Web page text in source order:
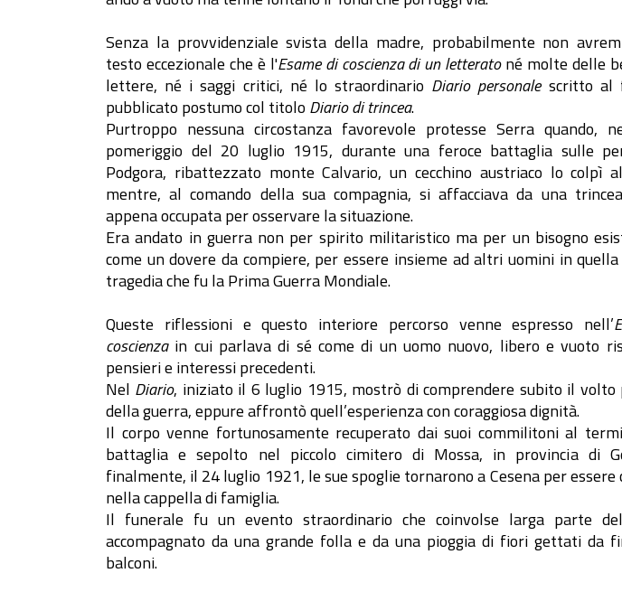
Senza la provvidenziale svista della madre, probabilmente non
testo eccezionale che è l'Esame di coscienza di un letteratoné molte delle
lettere, né i saggi critici, né lo straordinario Diario personalescritto al
pubblicato postumo col titolo Diario di trincea.
Purtroppo nessuna circostanza favorevole protesse Serra quando,
pomeriggio del 20 luglio 1915, durante una feroce battaglia sulle
Podgora, ribattezzato monte Calvario, un cecchino austriaco lo colpì
mentre, al comando della sua compagnia, si affacciava da una
appena occupata per osservare la situazione.
Era andato in guerra non per spirito militaristico ma per un bisogno
come un dovere da compiere, per essere insieme ad altri uomini in
tragedia che fu la Prima Guerra Mondiale.
Queste riflessioni e questo interiore percorso venne espresso nell’
coscienzain cui parlava di sé come di un uomo nuovo, libero e vuoto
pensieri e interessi precedenti.
Nel Diario, iniziato il 6 luglio 1915, mostrò di comprendere subito il volto
della guerra, eppure affrontò quell’esperienza con coraggiosa dignità.
Il corpo venne fortunosamente recuperato dai suoi commilitoni al
battaglia e sepolto nel piccolo cimitero di Mossa, in provincia di
finalmente, il 24 luglio 1921, le sue spoglie tornarono a Cesena per essere
nella cappella di famiglia.
Il funerale fu un evento straordinario che coinvolse larga parte
accompagnato da una grande folla e da una pioggia di fiori gettati da
balconi.